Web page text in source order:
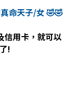
命天子/女 🤣🤣
信用卡，就可以
!